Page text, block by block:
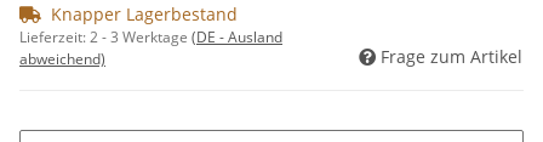
Knapper Lagerbestand
Lieferzeit:2 - 3 Werktage (DE - Ausland
abweichend)
Frage zum Artikel